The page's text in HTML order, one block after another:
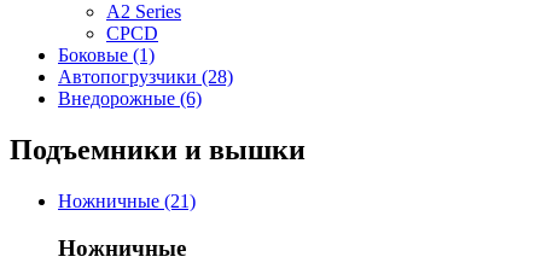
A2 Series
CPCD
Боковые (1)
Автопогрузчики (28)
Внедорожные (6)
Подъемники и вышки
Ножничные (21)
Ножничные